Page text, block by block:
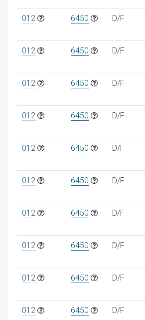
012 6450 D/F
012 6450 D/F
012 6450 D/F
012 6450 D/F
012 6450 D/F
012 6450 D/F
012 6450 D/F
012 6450 D/F
012 6450 D/F
012 6450 D/F